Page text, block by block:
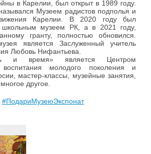
в Карелии, был открыт в 1989 году.
Музеем радистов подполья и
Карелии. В 2020 году был
школьным музеем РК, а в 2021 году,
гранту, полностью обновился.
является Заслуженный учитель
Любовь Нифантьева.
и время» является Центром
воспитания молодого поколения и
мастер-классы, музейные занятия,
другое.
#ПодариМузеюЭкспонат